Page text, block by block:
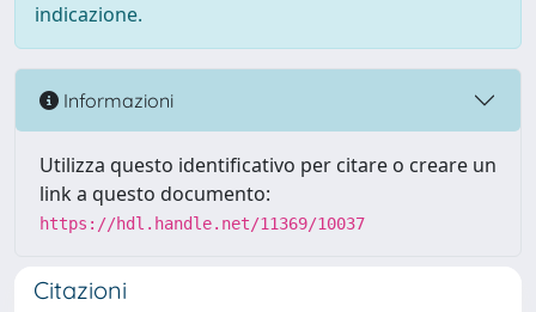
indicazione.
Informazioni
Utilizza questo identificativo per citare o creare un
link a questo documento:
https://hdl.handle.net/11369/10037
Citazioni